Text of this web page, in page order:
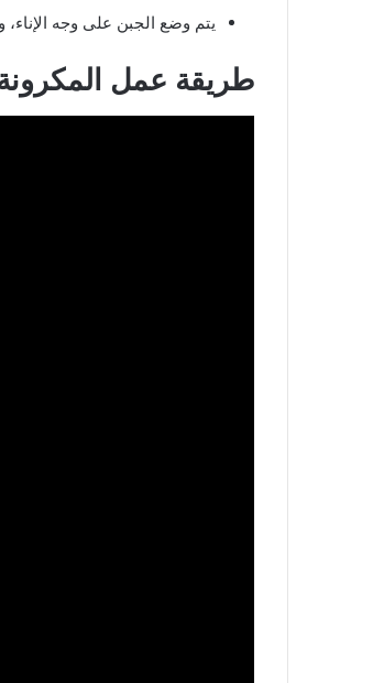
يتم وضع الجبن على وجه
طريقة عمل